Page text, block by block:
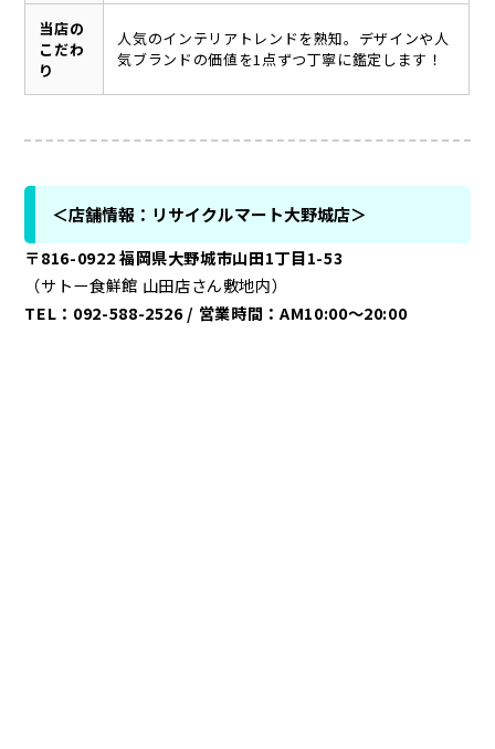
当店の
こだわ
り
人気のインテリアトレンドを熟知。デザインや人
気ブランドの価値を1点ずつ丁寧に鑑定します！
＜店舗情報：リサイクルマート大野城店＞
〒816-0922 福岡県大野城市山田1丁目1-53
（サトー食鮮館 山田店さん敷地内）
TEL：092-588-2526 / 営業時間：AM10:00～20:00